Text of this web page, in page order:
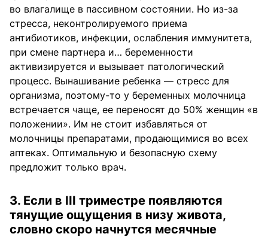
во влагалище в пассивном состоянии. Но из-за
стресса, неконтролируемого приема
антибиотиков, инфекции, ослабления иммунитета,
при смене партнера и… беременности
активизируется и вызывает патологический
процесс. Вынашивание ребенка — стресс для
организма, поэтому-то у беременных молочница
встречается чаще, ее переносят до 50% женщин «в
положении». Им не стоит избавляться от
молочницы препаратами, продающимися во всех
аптеках. Оптимальную и безопасную схему
предложит только врач.
3. Если в III триместре появляются
тянущие ощущения в низу живота,
словно скоро начнутся месячные